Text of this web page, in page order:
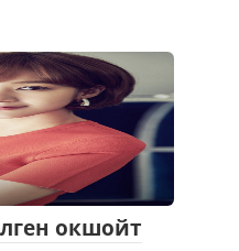
окшойт